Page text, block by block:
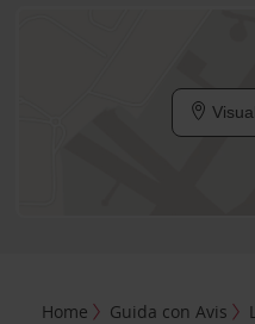
Home Guida con Avis